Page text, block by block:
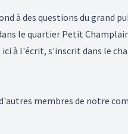
à des questions du grand
le quartier Petit
à l'écrit, s'inscrit dans le
membres de notre